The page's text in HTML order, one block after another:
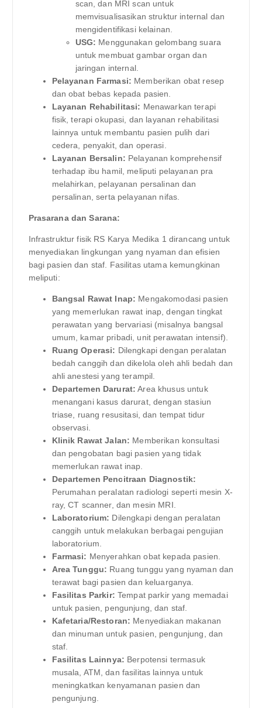
scan, dan MRI scan untuk
memvisualisasikan struktur internal dan
mengidentifikasi kelainan.
USG: Menggunakan gelombang suara
untuk membuat gambar organ dan
jaringan internal.
Pelayanan Farmasi: Memberikan obat resep
dan obat bebas kepada pasien.
Layanan Rehabilitasi: Menawarkan terapi
fisik, terapi okupasi, dan layanan rehabilitasi
lainnya untuk membantu pasien pulih dari
cedera, penyakit, dan operasi.
Layanan Bersalin: Pelayanan komprehensif
terhadap ibu hamil, meliputi pelayanan pra
melahirkan, pelayanan persalinan dan
persalinan, serta pelayanan nifas.
Prasarana dan Sarana:
Infrastruktur fisik RS Karya Medika 1 dirancang untuk
menyediakan lingkungan yang nyaman dan efisien
bagi pasien dan staf. Fasilitas utama kemungkinan
meliputi:
Bangsal Rawat Inap: Mengakomodasi pasien
yang memerlukan rawat inap, dengan tingkat
perawatan yang bervariasi (misalnya bangsal
umum, kamar pribadi, unit perawatan intensif).
Ruang Operasi: Dilengkapi dengan peralatan
bedah canggih dan dikelola oleh ahli bedah dan
ahli anestesi yang terampil.
Departemen Darurat: Area khusus untuk
menangani kasus darurat, dengan stasiun
triase, ruang resusitasi, dan tempat tidur
observasi.
Klinik Rawat Jalan: Memberikan konsultasi
dan pengobatan bagi pasien yang tidak
memerlukan rawat inap.
Departemen Pencitraan Diagnostik:
Perumahan peralatan radiologi seperti mesin X-
ray, CT scanner, dan mesin MRI.
Laboratorium: Dilengkapi dengan peralatan
canggih untuk melakukan berbagai pengujian
laboratorium.
Farmasi: Menyerahkan obat kepada pasien.
Area Tunggu: Ruang tunggu yang nyaman dan
terawat bagi pasien dan keluarganya.
Fasilitas Parkir: Tempat parkir yang memadai
untuk pasien, pengunjung, dan staf.
Kafetaria/Restoran: Menyediakan makanan
dan minuman untuk pasien, pengunjung, dan
staf.
Fasilitas Lainnya: Berpotensi termasuk
musala, ATM, dan fasilitas lainnya untuk
meningkatkan kenyamanan pasien dan
pengunjung.